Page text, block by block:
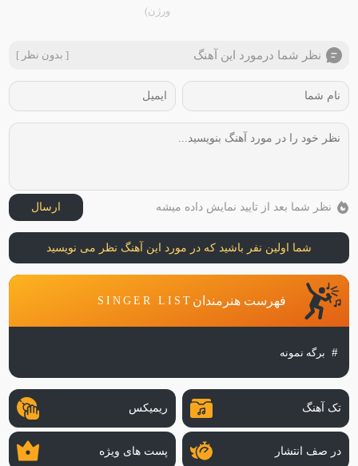
ورژن)
نظر شما درمورد این آهنگ [ بدون نظر ]
نظر شما بعد از تایید نمایش داده میشه ارسال
شما اولین نفر باشید که در مورد این آهنگ نظر می نویسید
فهرست هنرمندان SINGER LIST
برگه نمونه
تک آهنگ ریمیکس
در صف انتشار پست های ویژه